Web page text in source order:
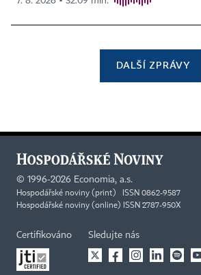
DALŠÍ ZPRÁVY
© 1996-2026 Economia, a.s.
Hospodářské noviny (print) ISSN 0862-9587
Hospodářské noviny (online) ISSN 2787-950X
Certifikováno Sledujte nás